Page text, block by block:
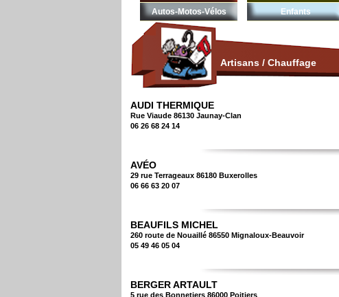
Autos-Motos-Vélos
Enfants
Artisans / Chauffage
AUDI THERMIQUE
Rue Viaude 86130 Jaunay-Clan
06 26 68 24 14
AVÉO
29 rue Terrageaux 86180 Buxerolles
06 66 63 20 07
BEAUFILS MICHEL
260 route de Nouaillé 86550 Mignaloux-Beauvoir
05 49 46 05 04
BERGER ARTAULT
5 rue des Bonnetiers 86000 Poitiers